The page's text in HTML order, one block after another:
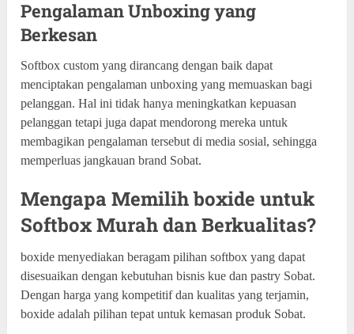
Pengalaman Unboxing yang
Berkesan
Softbox custom yang dirancang dengan baik dapat
menciptakan pengalaman unboxing yang memuaskan bagi
pelanggan. Hal ini tidak hanya meningkatkan kepuasan
pelanggan tetapi juga dapat mendorong mereka untuk
membagikan pengalaman tersebut di media sosial, sehingga
memperluas jangkauan brand Sobat.
Mengapa Memilih boxide untuk
Softbox Murah dan Berkualitas?
boxide menyediakan beragam pilihan softbox yang dapat
disesuaikan dengan kebutuhan bisnis kue dan pastry Sobat.
Dengan harga yang kompetitif dan kualitas yang terjamin,
boxide adalah pilihan tepat untuk kemasan produk Sobat.